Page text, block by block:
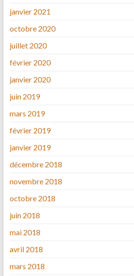
janvier 2021
octobre 2020
juillet 2020
février 2020
janvier 2020
juin 2019
mars 2019
février 2019
janvier 2019
décembre 2018
novembre 2018
octobre 2018
juin 2018
mai 2018
avril 2018
mars 2018